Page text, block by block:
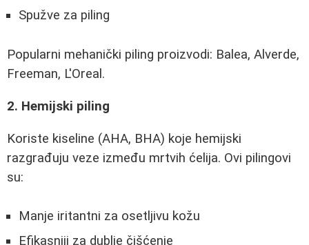
Spužve za piling
Popularni mehanički piling proizvodi: Balea, Alverde,
Freeman, L'Oreal.
2. Hemijski piling
Koriste kiseline (AHA, BHA) koje hemijski
razgrađuju veze između mrtvih ćelija. Ovi pilingovi
su:
Manje iritantni za osetljivu kožu
Efikasniji za dublje čišćenje